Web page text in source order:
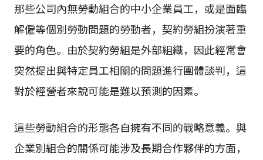
那些公司內無勞動組合的中小企業員工，或是面臨
解僱等個別勞動問題的勞動者，契約勞組扮演著重
要的角色。由於契約勞組是外部組織，因此經常會
突然提出與特定員工相關的問題進行團體談判，這
對於經營者來說可能是難以預測的因素。
這些勞動組合的形態各自擁有不同的戰略意義。與
企業別組合的關係可能涉及長期合作夥伴的方面，